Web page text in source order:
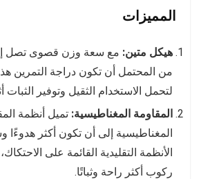
المميزات
هيكل متين:
من المحتمل أن تكون دراجة التمرين
لتحمل الاستخدام الثقيل وتوفير الثبات
المقاومة المغناطيسية: تميل أنظمة
المغناطيسية إلى أن تكون أكثر
الأنظمة التقليدية القائمة على
ركوب أكثر راحة وثباتًا.